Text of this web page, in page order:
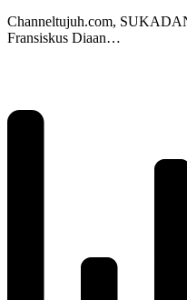
Channeltujuh.com,
Fransiskus Diaan…